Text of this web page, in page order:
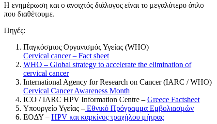
Η ενημέρωση και ο ανοιχτός διάλογος είναι το μεγαλύτερο όπλο
που διαθέτουμε.
Πηγές:
Παγκόσμιος Οργανισμός Υγείας (WHO)
Cervical cancer – Fact sheet
WHO – Global strategy to accelerate the elimination of
cervical cancer
International Agency for Research on Cancer (IARC / WHO)
Cervical Cancer Awareness Month
ICO / IARC HPV Information Centre – Greece Factsheet
Υπουργείο Υγείας – Εθνικό Πρόγραμμα Εμβολιασμών
ΕΟΔΥ – HPV και καρκίνος τραχήλου μήτρας